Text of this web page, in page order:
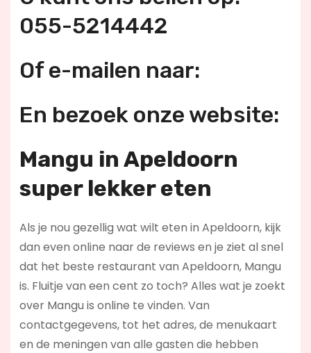
055-5214442
Of e-mailen naar:
En bezoek onze website:
Mangu in Apeldoorn
super lekker eten
Als je nou gezellig wat wilt eten in Apeldoorn, kijk
dan even online naar de reviews en je ziet al snel
dat het beste restaurant van Apeldoorn, Mangu
is. Fluitje van een cent zo toch? Alles wat je zoekt
over Mangu is online te vinden. Van
contactgegevens, tot het adres, de menukaart
en de meningen van alle gasten die hebben